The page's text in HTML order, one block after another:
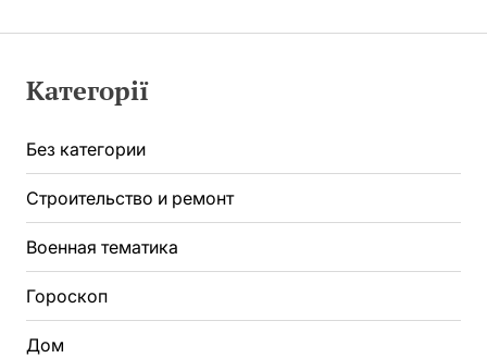
Категорії
Без категории
Строительство и ремонт
Военная тематика
Гороскоп
Дом